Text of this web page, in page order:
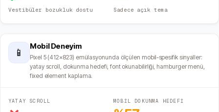
Vestibüler bozukluk dostu Sadece açık tema
📱
Mobil Deneyim
Pixel 5 (412×823) emülasyonunda ölçülen mobil-spesifik sinyaller:
yatay scroll, dokunma hedefi, font okunabilirliği, hamburger menü,
fixed element kaplama.
YATAY SCROLL MOBİL DOKUNMA HEDEFİ